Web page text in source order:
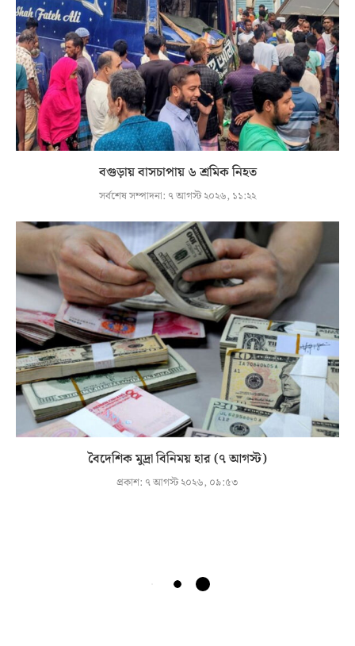
বগুড়ায় বাসচাপায় ৬ শ্রমিক নিহত
সর্বশেষ সম্পাদনা: ৭ আগস্ট ২০২৬, ১১:২২
বৈদেশিক মুদ্রা বিনিময় হার (৭ আগস্ট)
প্রকাশ: ৭ আগস্ট ২০২৬, ০৯:৫৩